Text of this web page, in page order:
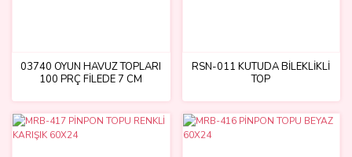
03740 OYUN HAVUZ TOPLARI
100 PRÇ FİLEDE 7 CM
RSN-011 KUTUDA BİLEKLİKLİ
TOP